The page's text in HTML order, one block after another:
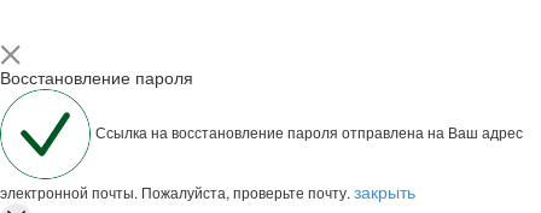
Восстановление пароля
Ссылка на восстановление пароля отправлена на Ваш адрес
электронной почты. Пожалуйста, проверьте почту. закрыть